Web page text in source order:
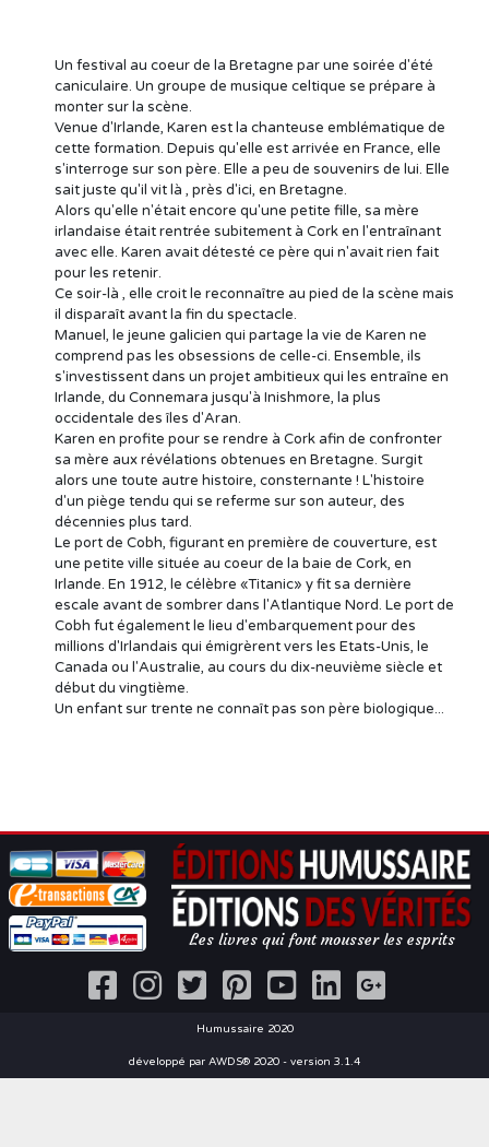
Un festival au coeur de la Bretagne par une soirée d'été
caniculaire. Un groupe de musique celtique se prépare à
monter sur la scène.
Venue d'Irlande, Karen est la chanteuse emblématique de
cette formation. Depuis qu'elle est arrivée en France, elle
s'interroge sur son père. Elle a peu de souvenirs de lui. Elle
sait juste qu'il vit là , près d'ici, en Bretagne.
Alors qu'elle n'était encore qu'une petite fille, sa mère
irlandaise était rentrée subitement à Cork en l'entraînant
avec elle. Karen avait détesté ce père qui n'avait rien fait
pour les retenir.
Ce soir-là , elle croit le reconnaître au pied de la scène mais
il disparaît avant la fin du spectacle.
Manuel, le jeune galicien qui partage la vie de Karen ne
comprend pas les obsessions de celle-ci. Ensemble, ils
s'investissent dans un projet ambitieux qui les entraîne en
Irlande, du Connemara jusqu'à Inishmore, la plus
occidentale des îles d'Aran.
Karen en profite pour se rendre à Cork afin de confronter
sa mère aux révélations obtenues en Bretagne. Surgit
alors une toute autre histoire, consternante ! L'histoire
d'un piège tendu qui se referme sur son auteur, des
décennies plus tard.
Le port de Cobh, figurant en première de couverture, est
une petite ville située au coeur de la baie de Cork, en
Irlande. En 1912, le célèbre «Titanic» y fit sa dernière
escale avant de sombrer dans l'Atlantique Nord. Le port de
Cobh fut également le lieu d'embarquement pour des
millions d'Irlandais qui émigrèrent vers les Etats-Unis, le
Canada ou l'Australie, au cours du dix-neuvième siècle et
début du vingtième.
Un enfant sur trente ne connaît pas son père biologique...
Les livres qui font mousser les esprits
Humussaire 2020
développé par AWDS® 2020 - version 3.1.4